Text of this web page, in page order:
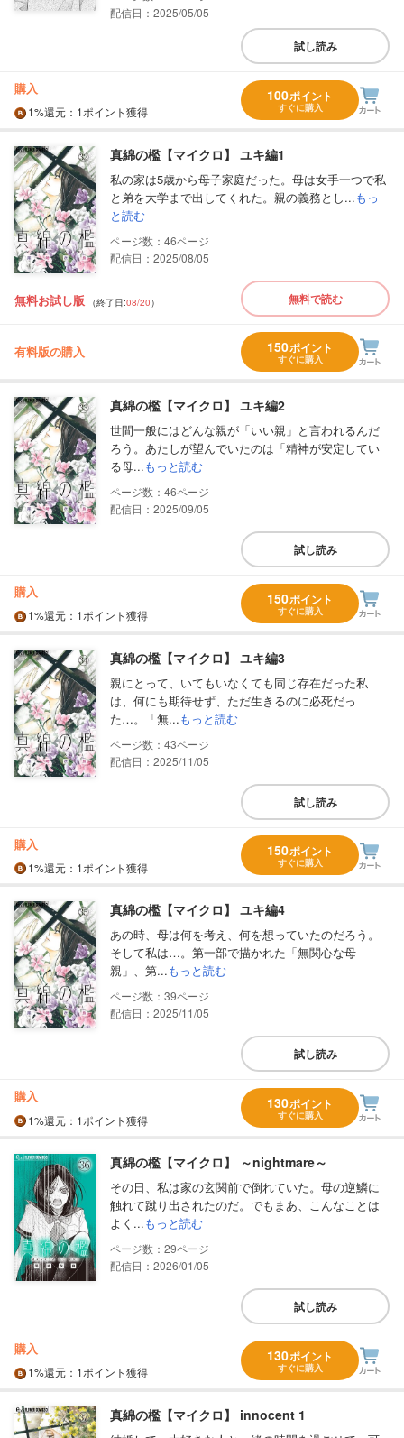
配信日：2025/05/05
試し読み
購入
1%還元 ：1ポイント獲得
100ポイント
すぐに購入
真綿の檻【マイクロ】 ユキ編1
私の家は5歳から母子家庭だった。母は女手一つで私
と弟を大学まで出してくれた。親の義務とし...もっ
と読む
46
配信日：2025/08/05
無料お試し版 （終了日:08/20） 無料で読む
有料版の購入 150ポイント
すぐに購入
真綿の檻【マイクロ】 ユキ編2
世間一般にはどんな親が「いい親」と言われるんだ
ろう。あたしが望んでいたのは「精神が安定してい
る母...もっと読む
46
配信日：2025/09/05
試し読み
購入
1%還元 ：1ポイント獲得
150ポイント
すぐに購入
真綿の檻【マイクロ】 ユキ編3
親にとって、いてもいなくても同じ存在だった私
は、何にも期待せず、ただ生きるのに必死だっ
た…。「無...もっと読む
43
配信日：2025/11/05
試し読み
購入
1%還元 ：1ポイント獲得
150ポイント
すぐに購入
真綿の檻【マイクロ】 ユキ編4
あの時、母は何を考え、何を想っていたのだろう。
そして私は…。第一部で描かれた「無関心な母
親」、第...もっと読む
39
配信日：2025/11/05
試し読み
購入
1%還元 ：1ポイント獲得
130ポイント
すぐに購入
真綿の檻【マイクロ】 ～nightmare～
その日、私は家の玄関前で倒れていた。母の逆鱗に
触れて蹴り出されたのだ。でもまあ、こんなことは
よく...もっと読む
29
配信日：2026/01/05
試し読み
購入
1%還元 ：1ポイント獲得
130ポイント
すぐに購入
真綿の檻【マイクロ】 innocent 1